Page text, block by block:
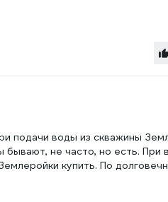
подачи воды из скважины
бывают, не часто, но есть. При
купить. По